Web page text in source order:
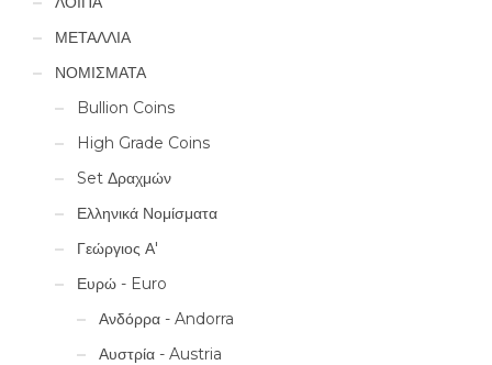
ΜΕΤΑΛΛΙΑ
ΝΟΜΙΣΜΑΤΑ
Bullion Coins
High Grade Coins
Set Δραχμών
Ελληνικά Νομίσματα
Γεώργιος Α'
Ευρώ - Euro
Ανδόρρα - Andorra
Αυστρία - Austria